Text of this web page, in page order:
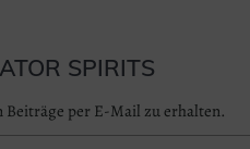
SPIRITS
Beiträge per E-Mail zu erhalten.